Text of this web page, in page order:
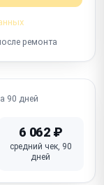
ремонта
90 дней
6 062 ₽
средний чек, 90
дней